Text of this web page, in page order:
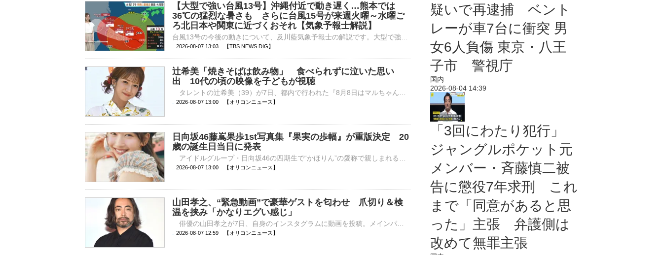
【大型で強い台風13号】沖縄付近で動き遅く…熊本では
36℃の猛烈な暑さも さらに台風15号が来週火曜～水曜ご
ろ北日本や関東に近づくおそれ【気象予報士解説】
2026-08-07 13:03 【TBS NEWS DIG】
辻希美「焼きそばは飲み物」 食べられずに泣いた思い
出 10代の頃の映像を子どもが視聴
2026-08-07 13:00 【オリコンニュース】
日向坂46藤嶌果歩1st写真集『果実の歩幅』が重版決定 20
歳の誕生日当日に発表
2026-08-07 13:00 【オリコンニュース】
山田孝之、“緊急動画”で豪華ゲストを匂わせ 爪切り＆検
温を挟み「かなりエグい感じ」
2026-08-07 12:59 【オリコンニュース】
疑いで再逮捕 ベント
レーが車7台に衝突 男
女6人負傷 東京・八王
子市 警視庁
国内
2026-08-04 14:39
「3回にわたり犯行」
ジャングルポケット元
メンバー・斉藤慎二被
告に懲役7年求刑 これ
まで「同意があると思
った」主張 弁護側は
改めて無罪主張